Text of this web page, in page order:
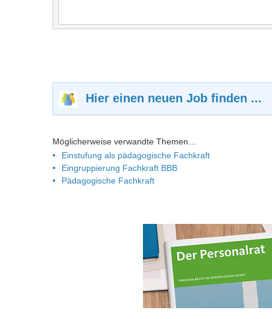
Hier einen neuen Job finden ...
Möglicherweise verwandte Themen…
Einstufung als pädagogische Fachkraft
Eingruppierung Fachkraft BBB
Pädagogische Fachkraft